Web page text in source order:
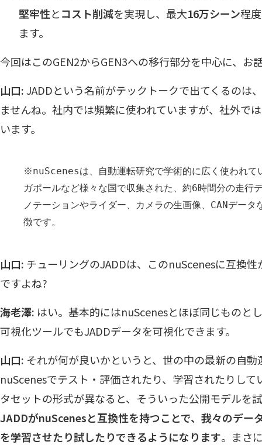
堅牢性とコスト削減を実現し、最大16万シーン程
ます。
今回はこのGEN2からGEN3への移行部分を中心に、お
山口:JADDという名前がテックトークで出てくるのは
ませんね。社内では頻繁に使われていますが、社外で
います。
※nuScenesは、自動運転研究で学術的に広く使われて
ガポールなど様々な国で収集された、約6時間分の走行
ノテーションやライダー、カメラの生画像、CANデー
徴です。
山口: チューリングのJADDは、このnuScenesに互換
ですよね?
海老澤: はい。基本的にはnuScenesとほぼ同じものと
可視化ツールでもJADDデータを可視化できます。
山口: それが何が良いかというと、世の中の最新の自
nuScenesでテスト・評価されたり、学習されたりし
タセットの形式が異なると、そういった公開モデルを
JADDがnuScenesと互換性を持つことで、我々のデー
を学習させたり試したりできるようになります。まさ